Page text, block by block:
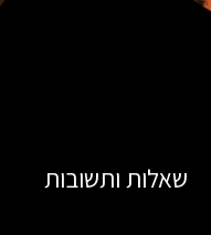
שאלות ותשובות